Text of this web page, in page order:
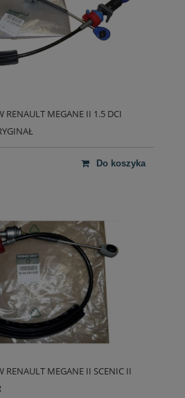
RENAULT MEGANE II 1.5 DCI
do koszyka
RENAULT MEGANE II SCENIC II